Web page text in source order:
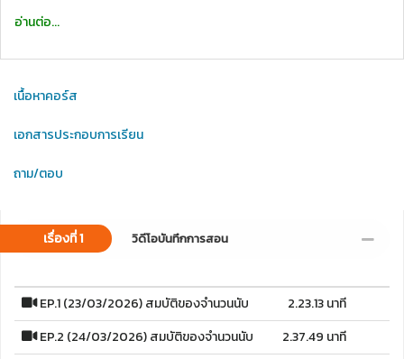
อ่านต่อ...
เนื้อหาคอร์ส
เอกสารประกอบการเรียน
ถาม/ตอบ
เรื่องที่ 1 วิดีโอบันทึกการสอน
EP.1 (23/03/2026) สมบัติของจำนวนนับ
2.23.13 นาที
EP.2 (24/03/2026) สมบัติของจำนวนนับ
2.37.49 นาที